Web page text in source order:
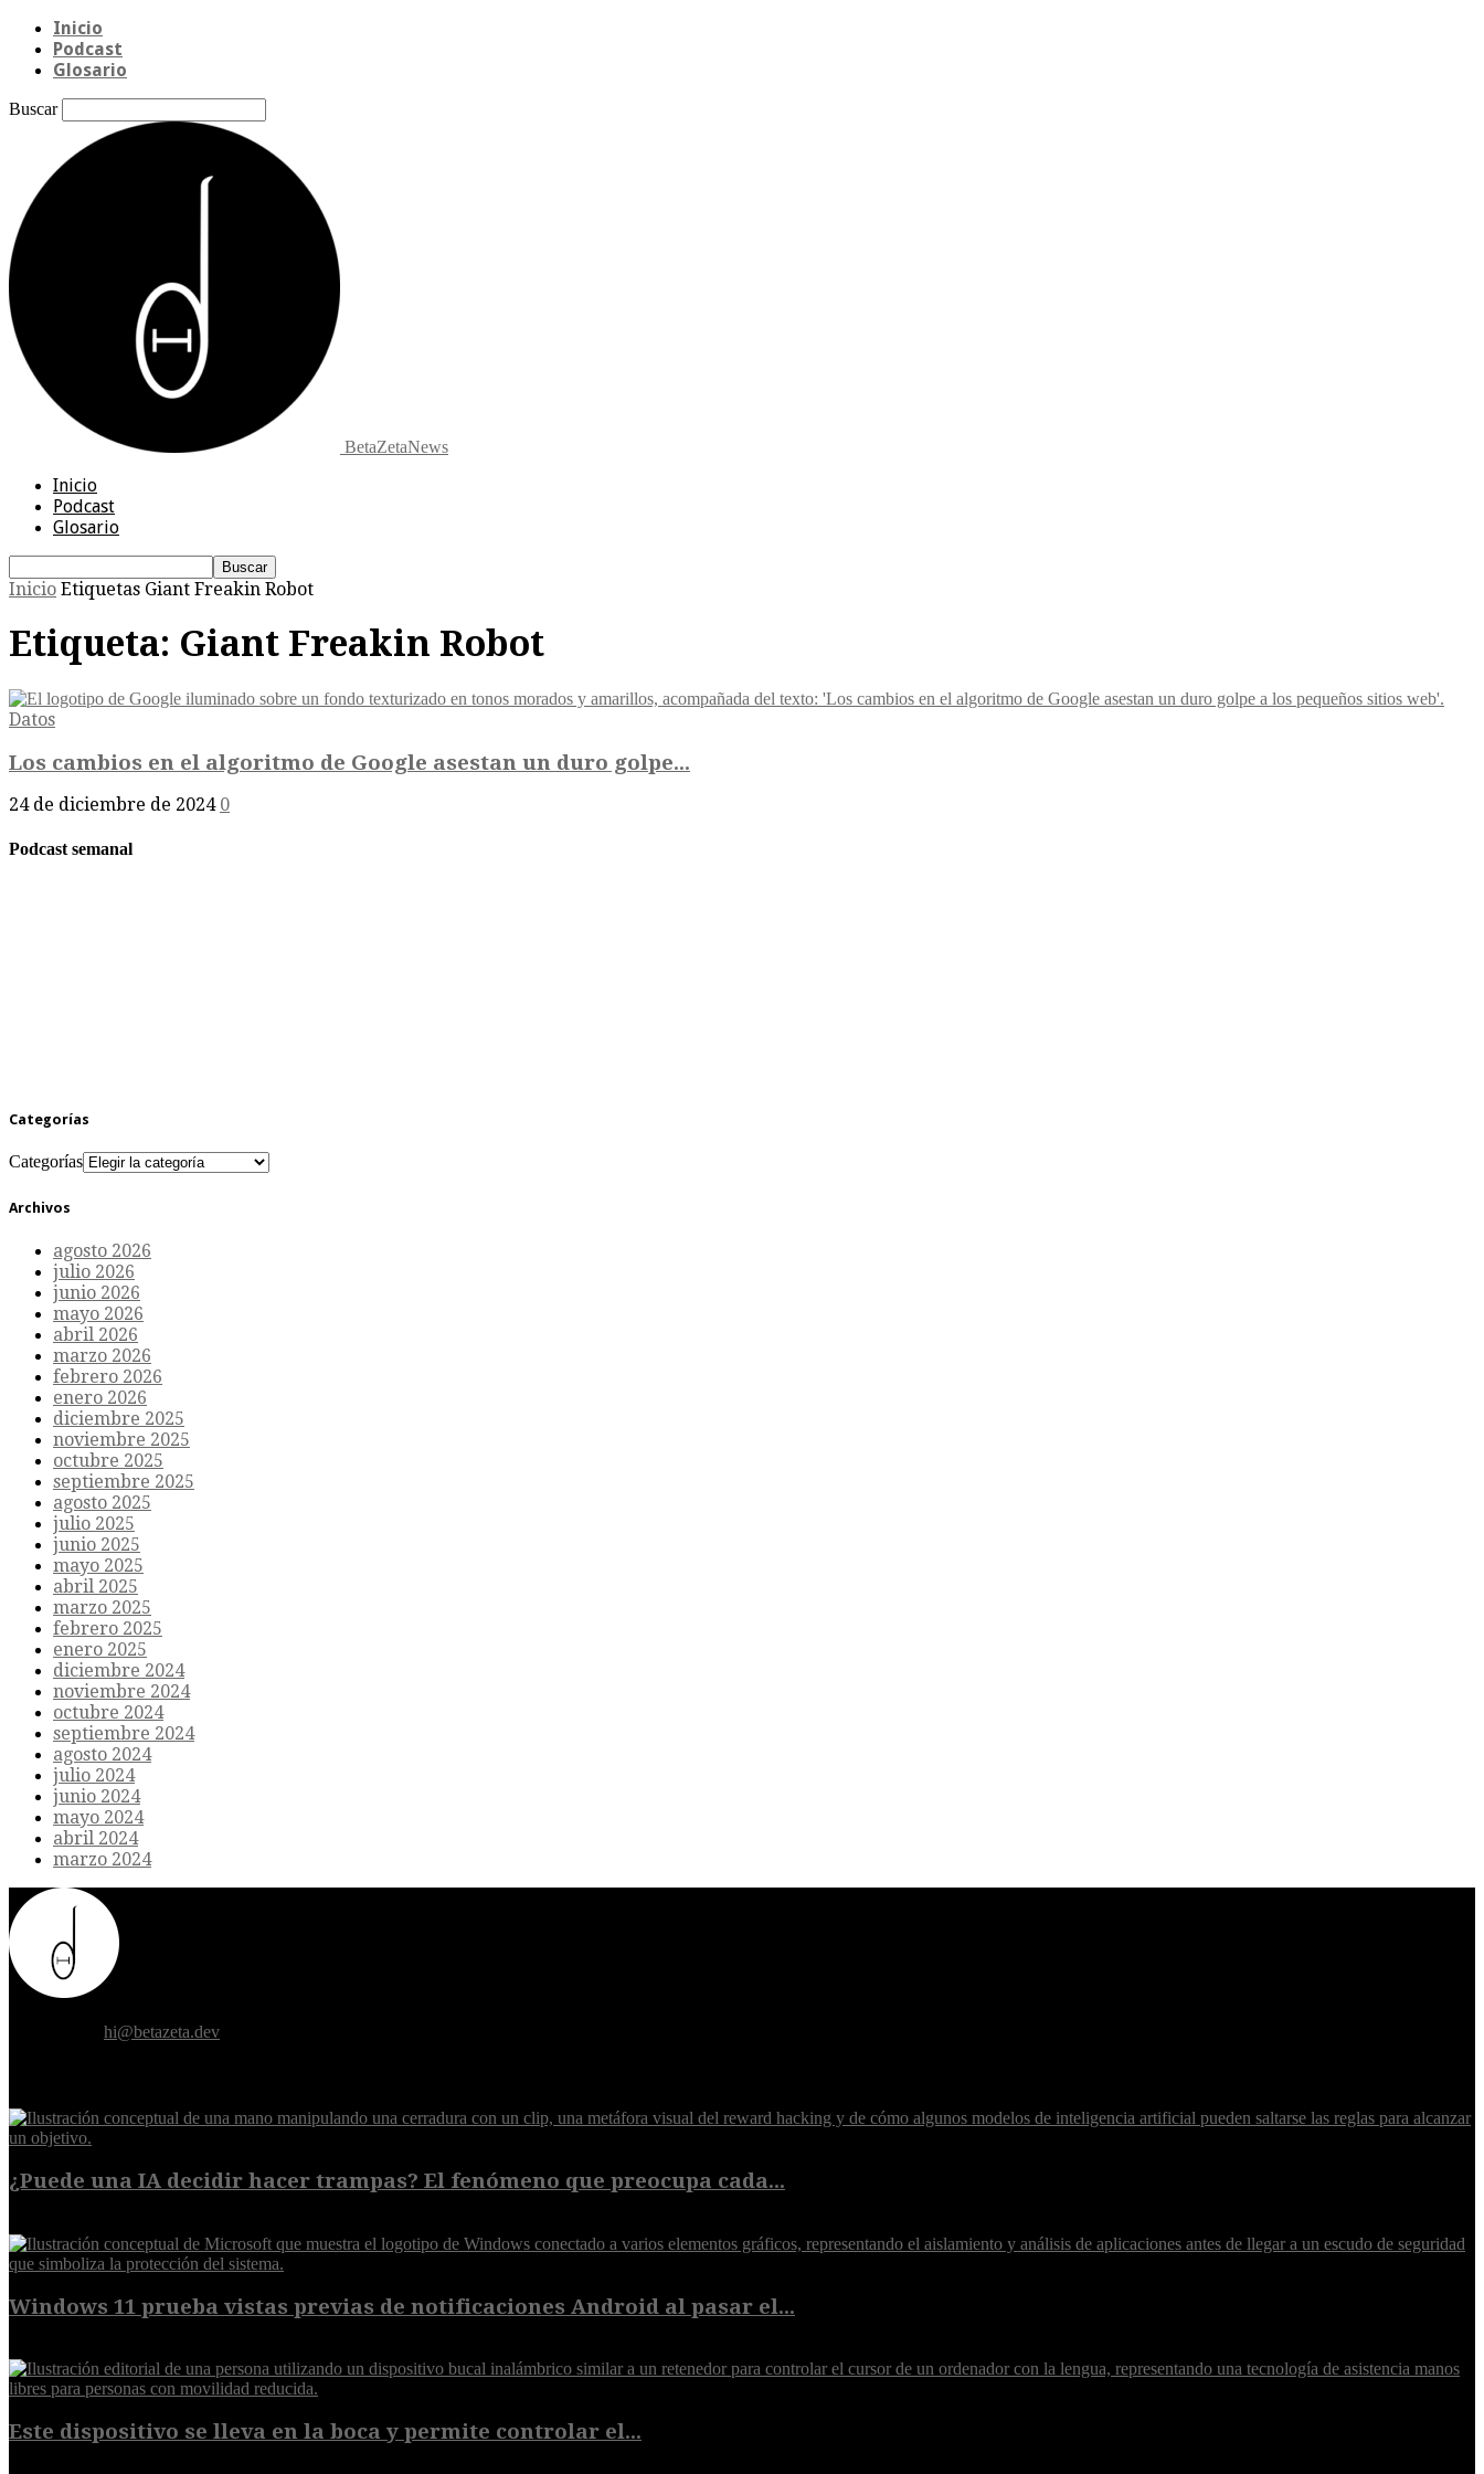
Inicio
Podcast
Glosario
Buscar
BetaZetaNews
Inicio
Podcast
Glosario
Inicio Etiquetas Giant Freakin Robot
Etiqueta: Giant Freakin Robot
Datos
Los cambios en el algoritmo de Google asestan un duro golpe...
24 de diciembre de 2024 0
Podcast semanal
Categorías
Categorías
Archivos
agosto 2026
julio 2026
junio 2026
mayo 2026
abril 2026
marzo 2026
febrero 2026
enero 2026
diciembre 2025
noviembre 2025
octubre 2025
septiembre 2025
agosto 2025
julio 2025
junio 2025
mayo 2025
abril 2025
marzo 2025
febrero 2025
enero 2025
diciembre 2024
noviembre 2024
octubre 2024
septiembre 2024
agosto 2024
julio 2024
junio 2024
mayo 2024
abril 2024
marzo 2024
hi@betazeta.dev
¿Puede una IA decidir hacer trampas? El fenómeno que preocupa cada...
Windows 11 prueba vistas previas de notificaciones Android al pasar el...
Este dispositivo se lleva en la boca y permite controlar el...